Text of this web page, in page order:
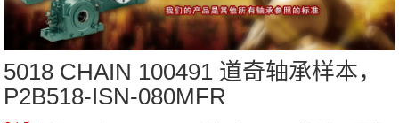
5018 CHAIN 100491 道奇轴承样本，
P2B518-ISN-080MFR